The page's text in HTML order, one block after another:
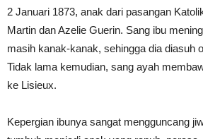
2 Januari 1873, anak dari pasangan
Martin dan Azelie Guerin. Sang ibu
masih kanak-kanak, sehingga dia diasuh
Tidak lama kemudian, sang ayah
ke Lisieux.
Kepergian ibunya sangat mengguncang